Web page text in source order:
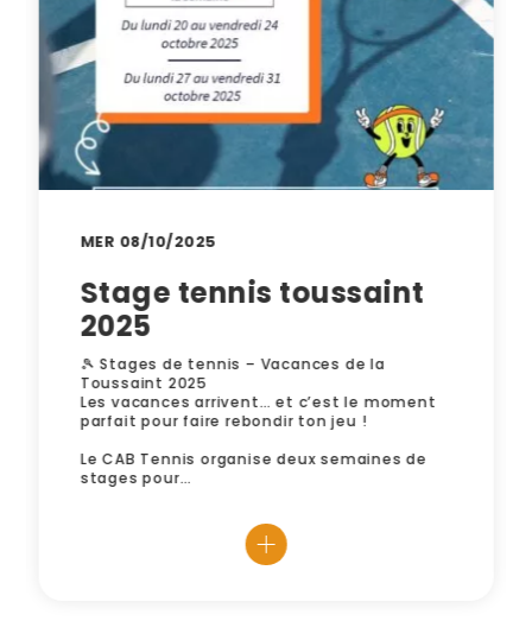
MER 08/10/2025
Stage tennis toussaint
2025
🎾 Stages de tennis – Vacances de la
Toussaint 2025
Les vacances arrivent… et c’est le moment
parfait pour faire rebondir ton jeu !
Le CAB Tennis organise deux semaines de
stages pour…